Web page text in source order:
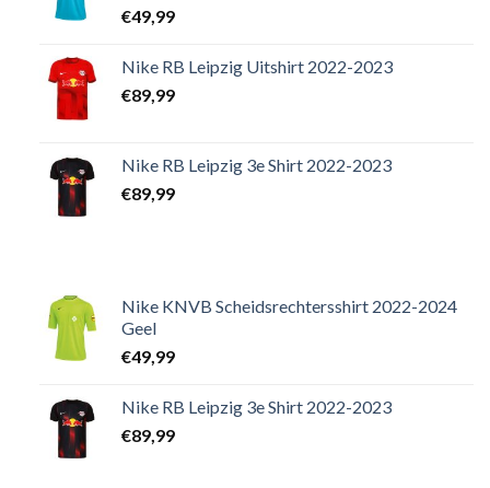
€49,99
Nike RB Leipzig Uitshirt 2022-2023
€89,99
Nike RB Leipzig 3e Shirt 2022-2023
€89,99
Nike KNVB Scheidsrechtersshirt 2022-2024
Geel
€49,99
Nike RB Leipzig 3e Shirt 2022-2023
€89,99